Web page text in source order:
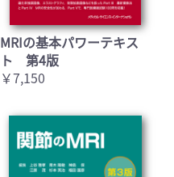
MRIの基本パワーテキス
ト 第4版
￥7,150